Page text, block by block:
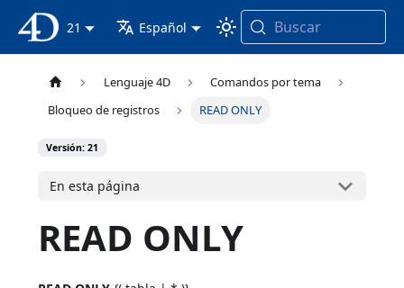
Documentación 4D
21 Español Buscar
Lenguaje 4D
Comandos por tema
Bloqueo de registros
READ ONLY
Versión: 21
En esta página
READ ONLY